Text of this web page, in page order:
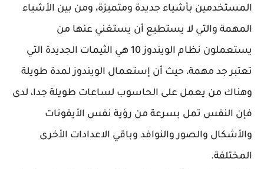
المستخدمين بأشياء جديدة ومتميزة، ومن بين الأشياء
المهمة والتي لا يستطيع أن يستغني عنها من
يستعملون نظام الويندوز 10 هي الثيمات الجديدة التي
تعتبر جد مهمة، حيث أن إستعمال الويندوز لمدة طويلة
وهناك من يعمل على الحاسوب لساعات طويلة جدا، لدى
فإن النفس تمل بسرعة من رؤية نفس الأيقونات
والأشكال والصور والنوافد وباقي الاعدادات الأخرى
المختلفة.